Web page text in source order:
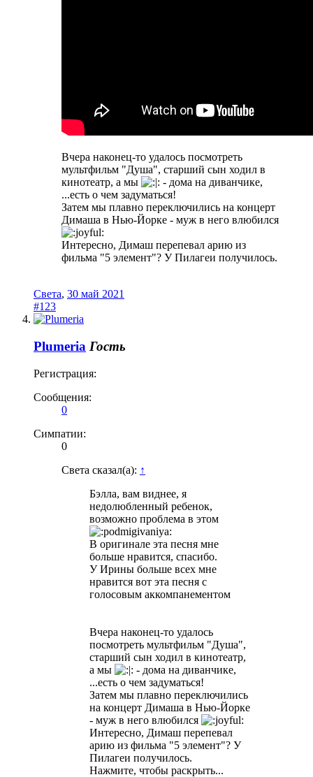
Вчера наконец-то удалось посмотреть
мультфильм "Душа", старший сын ходил в
кинотеатр, а мы
- дома на диванчике,
...есть о чем задуматься!
Затем мы плавно переключились на концерт
Димаша в Нью-Йорке - муж в него влюбился
Интересно, Димаш перепевал арию из
фильма "5 элемент"? У Пилагеи получилось.
Света, 30 май 2021
#123
Plumeria Гость
Регистрация:
Сообщения:
0
Симпатии:
0
Света сказал(а): ↑
Бэлла, вам виднее, я
недолюбленный ребенок,
возможно проблема в этом
В оригинале эта песня мне
больше нравится, спасибо.
У Ирины больше всех мне
нравится вот эта песня с
голосовым аккомпанементом
Вчера наконец-то удалось
посмотреть мультфильм "Душа",
старший сын ходил в кинотеатр,
а мы
- дома на диванчике,
...есть о чем задуматься!
Затем мы плавно переключились
на концерт Димаша в Нью-Йорке
- муж в него влюбился
Интересно, Димаш перепевал
арию из фильма "5 элемент"? У
Пилагеи получилось.
Нажмите, чтобы раскрыть...